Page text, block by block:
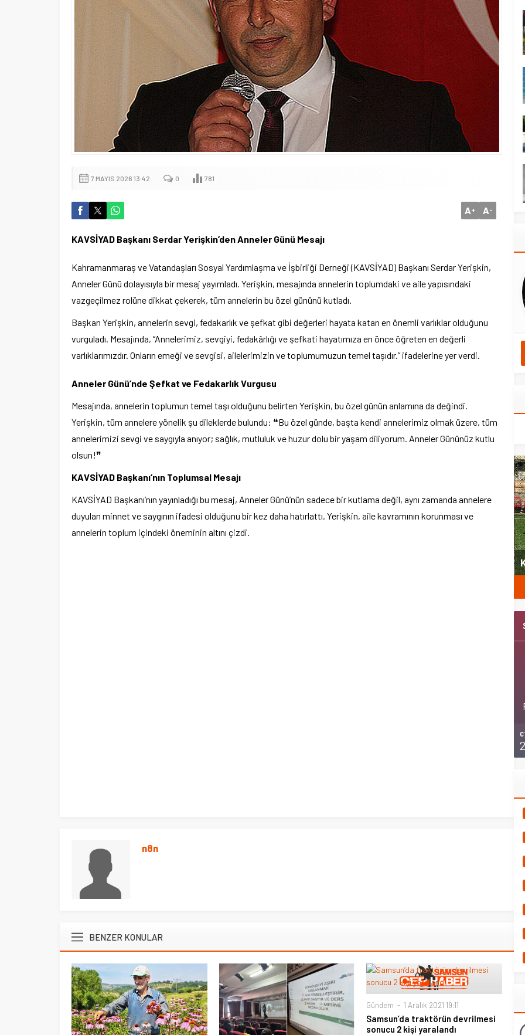
7 MAYIS 2026 13:42 0 781
A+ A-
KAVSİYAD Başkanı Serdar Yerişkin’den Anneler Günü Mesajı
Kahramanmaraş ve Vatandaşları Sosyal Yardımlaşma ve İşbirliği Derneği (KAVSİYAD) Başkanı Serdar Yerişkin,
Anneler Günü dolayısıyla bir mesaj yayımladı. Yerişkin, mesajında annelerin toplumdaki ve aile yapısındaki
vazgeçilmez rolüne dikkat çekerek, tüm annelerin bu özel gününü kutladı.
Başkan Yerişkin, annelerin sevgi, fedakarlık ve şefkat gibi değerleri hayata katan en önemli varlıklar olduğunu
vurguladı. Mesajında, “Annelerimiz, sevgiyi, fedakârlığı ve şefkati hayatımıza en önce öğreten en değerli
varlıklarımızdır. Onların emeği ve sevgisi, ailelerimizin ve toplumumuzun temel taşıdır.” ifadelerine yer verdi.
Anneler Günü’nde Şefkat ve Fedakarlık Vurgusu
Mesajında, annelerin toplumun temel taşı olduğunu belirten Yerişkin, bu özel günün anlamına da değindi.
Yerişkin, tüm annelere yönelik şu dileklerde bulundu: ❝Bu özel günde, başta kendi annelerimiz olmak üzere, tüm
annelerimizi sevgi ve saygıyla anıyor; sağlık, mutluluk ve huzur dolu bir yaşam diliyorum. Anneler Gününüz kutlu
olsun!❞
KAVSİYAD Başkanı’nın Toplumsal Mesajı
KAVSİYAD Başkanı’nın yayınladığı bu mesaj, Anneler Günü’nün sadece bir kutlama değil, aynı zamanda annelere
duyulan minnet ve saygının ifadesi olduğunu bir kez daha hatırlattı. Yerişkin, aile kavramının korunması ve
annelerin toplum içindeki öneminin altını çizdi.
n8n
BENZER KONULAR
Gündem 1 Aralık 2021 19:11
Samsun’da traktörün devrilmesi
sonucu 2 kişi yaralandı